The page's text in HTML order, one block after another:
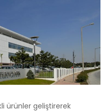
ürünler geliştirerek